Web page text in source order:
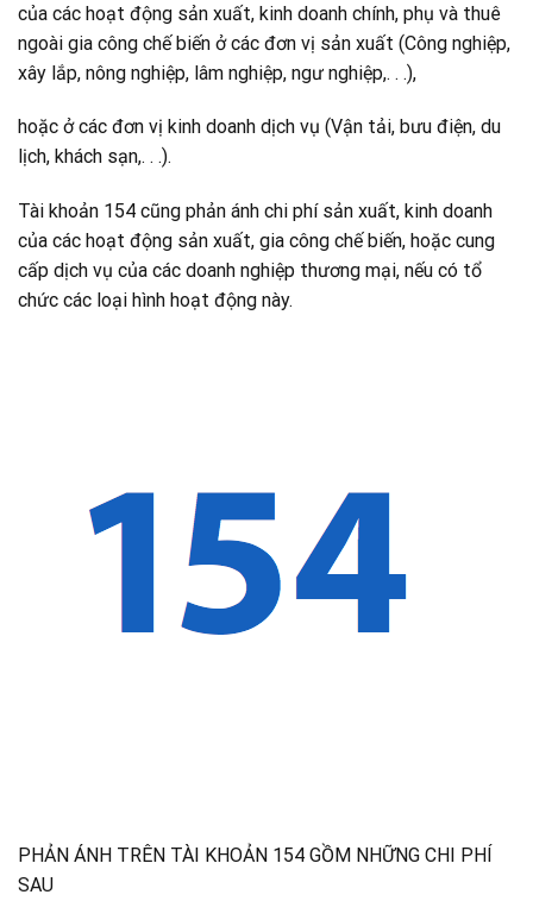
của các hoạt động sản xuất, kinh doanh chính, phụ và thuê
ngoài gia công chế biến ở các đơn vị sản xuất (Công nghiệp,
xây lắp, nông nghiệp, lâm nghiệp, ngư nghiệp,. . .),
hoặc ở các đơn vị kinh doanh dịch vụ (Vận tải, bưu điện, du
lịch, khách sạn,. . .).
Tài khoản 154 cũng phản ánh chi phí sản xuất, kinh doanh
của các hoạt động sản xuất, gia công chế biến, hoặc cung
cấp dịch vụ của các doanh nghiệp thương mại, nếu có tổ
chức các loại hình hoạt động này.
PHẢN ÁNH TRÊN TÀI KHOẢN 154 GỒM NHỮNG CHI PHÍ
SAU